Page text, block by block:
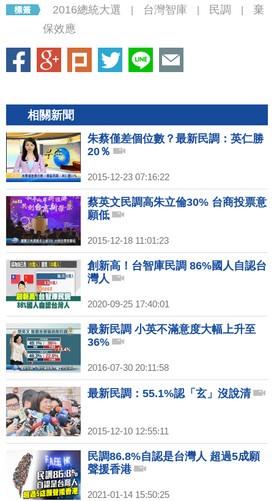
2016總統大選 台灣智庫 民調
棄
保效應
相關新聞
朱蔡僅差個位數？最新民調：英仁勝
20％
2015-12-23 07:16:22
蔡英文民調高朱立倫30% 台商投票意
願低
2015-12-18 11:01:23
創新高！台智庫民調 86%國人自認台
灣人
2020-09-25 17:40:01
最新民調 小英不滿意度大幅上升至
36%
2016-07-30 20:11:58
最新民調：55.1%認「玄」沒說清
2015-12-10 12:55:11
民調86.8%自認是台灣人 超過5成願
聲援香港
2021-01-14 15:50:25